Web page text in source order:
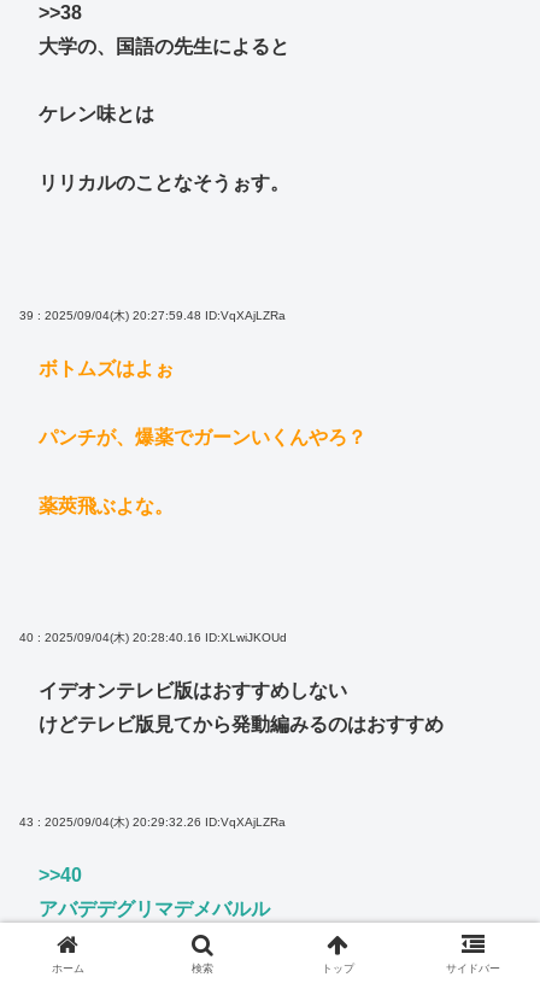
>>38
大学の、国語の先生によると
ケレン味とは
リリカルのことなそうぉす。
39 : 2025/09/04(木) 20:27:59.48 ID:VqXAjLZRa
ボトムズはよぉ
パンチが、爆薬でガーンいくんやろ？
薬莢飛ぶよな。
40 : 2025/09/04(木) 20:28:40.16 ID:XLwiJKOUd
イデオンテレビ版はおすすめしない
けどテレビ版見てから発動編みるのはおすすめ
43 : 2025/09/04(木) 20:29:32.26 ID:VqXAjLZRa
>>40
アバデデグリマデメバルル
ちょうぜつおもっしょいで。
ホーム 検索 トップ サイドバー